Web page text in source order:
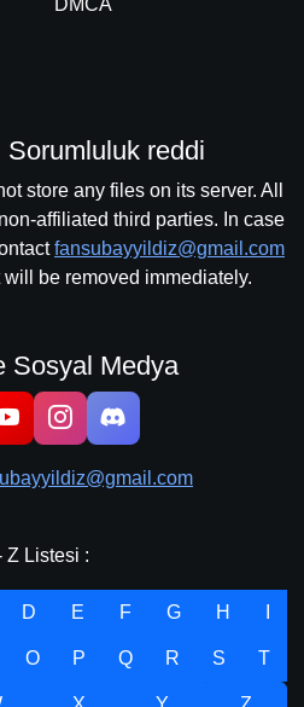
DMCA
reddi
store any files on its server. All
affiliated third parties. In case
fansubayyildiz@gmail.com
be removed immediately.
Sosyal Medya
Z Listesi :
D E F G H
O P Q R S T